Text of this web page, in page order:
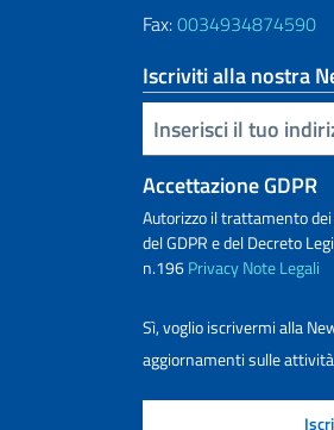
Fax:0034934874590
Iscriviti alla nostra
Inserisci la tua email
Accettazione GDPR
Autorizzo il trattamento
del GDPR e del Decreto
n.196PrivacyNote Legali
Sì, voglio iscrivermi alla
aggiornamenti sulle